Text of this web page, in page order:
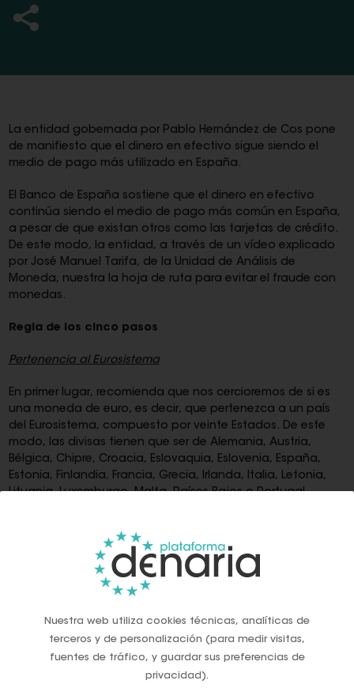
La entidad gobernada por Pablo Hernández de Cos pone
de manifiesto que el dinero en efectivo sigue siendo el
medio de pago más utilizado en España.
El Banco de España sostiene que el dinero en efectivo
continúa siendo el medio de pago más común en España,
a pesar de que existan otros como las tarjetas de crédito.
De este modo, la entidad, a través de un vídeo explicado
por José Manuel Tarifa, de la Unidad de Análisis de
Moneda, nuestra la hoja de ruta para evitar el fraude con
monedas.
Regla de los cinco pasos
Pertenencia al Eurosistema
En primer lugar, recomienda que nos cercioremos de si es
una moneda de euro, es decir, que pertenezca a un país
del Eurosistema, compuesto por veinte Estados. De este
modo, las divisas tienen que ser de Alemania, Austria,
Bélgica, Chipre, Croacia, Eslovaquia, Eslovenia, España,
Estonia, Finlandia, Francia, Grecia, Irlanda, Italia, Letonia,
Lituania, Luxemburgo, Malta, Países Bajos o Portugal.
aparece el valor de la moneda, la palabra "euro" o
"eurocent" y el mapa de Europa; y en la cara nacional, el
año de acuñación y una imagen que lo identifica con el
país emisor rodeados por las doce estrellas de la bandera
Alineamiento
Al sostener la moneda entre dos dedos y girarla sobre su
Nuestra web utiliza cookies técnicas, analíticas de
terceros y de personalización (para medir visitas,
fuentes de tráfico, y guardar sus preferencias de
privacidad).